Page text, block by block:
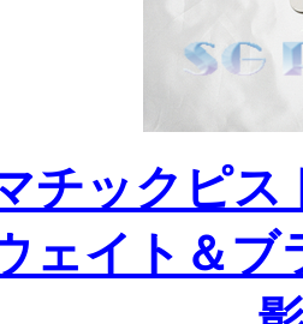
チックピス
ェイト＆